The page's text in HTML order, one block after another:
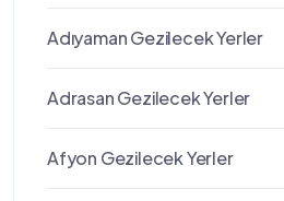
Adıyaman Gezilecek Yerler
Adrasan Gezilecek Yerler
Afyon Gezilecek Yerler